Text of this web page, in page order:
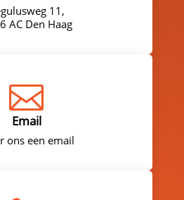
11,
AC Den Haag

Email
ons een email